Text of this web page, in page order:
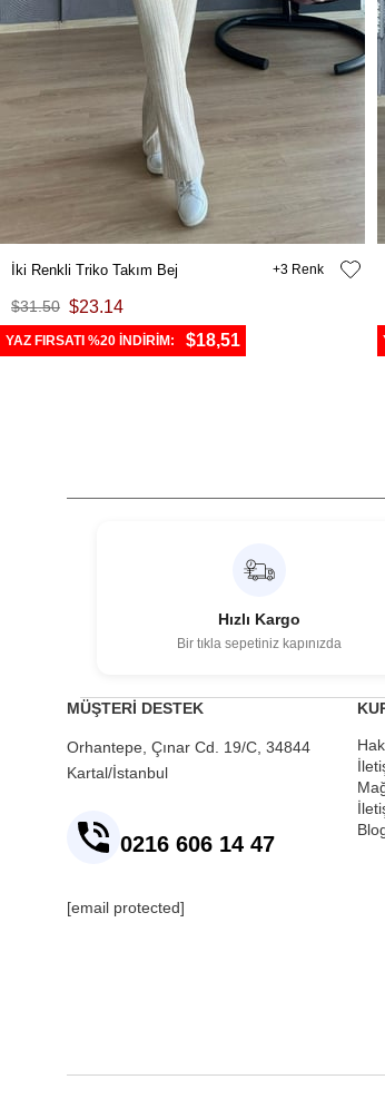
İki Renkli Triko Takım Bej
$23.14
$31.50
3
YAZ FIRSATI %20 İNDİRİM: $18,51
Hızlı Kargo
Bir tıkla sepetiniz kapınızda
MÜŞTERİ DESTEK
Orhantepe, Çınar Cd. 19/C, 34844
Kartal/İstanbul
0216 606 14 47
[email protected]